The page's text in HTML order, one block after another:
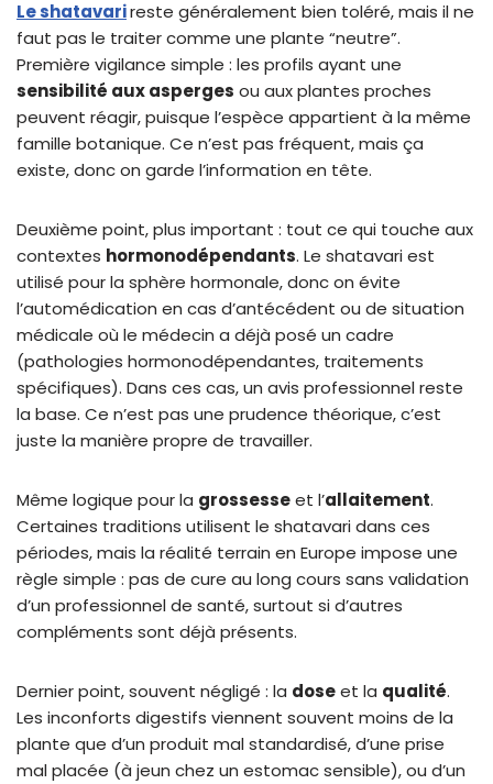
Le shatavarireste généralement bien toléré, mais il ne
faut pas le traiter comme une plante “neutre”.
Première vigilance simple : les profils ayant une
sensibilité aux asperges ou aux plantes proches
peuvent réagir, puisque l’espèce appartient à la même
famille botanique. Ce n’est pas fréquent, mais ça
existe, donc on garde l’information en tête.
Deuxième point, plus important : tout ce qui touche aux
contextes hormonodépendants. Le shatavari est
utilisé pour la sphère hormonale, donc on évite
l’automédication en cas d’antécédent ou de situation
médicale où le médecin a déjà posé un cadre
(pathologies hormonodépendantes, traitements
spécifiques). Dans ces cas, un avis professionnel reste
la base. Ce n’est pas une prudence théorique, c’est
juste la manière propre de travailler.
Même logique pour la grossesseet l’allaitement.
Certaines traditions utilisent le shatavari dans ces
périodes, mais la réalité terrain en Europe impose une
règle simple : pas de cure au long cours sans validation
d’un professionnel de santé, surtout si d’autres
compléments sont déjà présents.
Dernier point, souvent négligé : la doseet la qualité.
Les inconforts digestifs viennent souvent moins de la
plante que d’un produit mal standardisé, d’une prise
mal placée (à jeun chez un estomac sensible), ou d’un